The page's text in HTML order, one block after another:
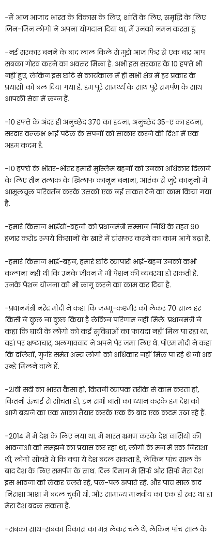
-मैं आज आजाद भारत के विकास के लिए, शांति के लिए, समृद्धि के लिए
जिन-जिन लोगों ने अपना योगदान दिया था, मैं उनको नमन करता हूं.
-नई सरकार बनने के बाद लाल किले से मुझे आज फिर से एक बार आप
सबका गौरव करने का अवसर मिला है. अभी इस सरकार के 10 हफ्ते भी
नहीं हुए, लेकिन इस छोटे से कार्यकाल में ही सभी क्षेत्र में हर प्रकार के
प्रयासों को बल दिया गया है. हम पूरे सामर्थ्य के साथ पूरे समर्पण के साथ
आपकी सेवा में लग्न हैं.
-10 हफ्ते के अंदर ही अनुच्छेद 370 का हटना, अनुच्छेद 35-ए का हटना,
सरदार वल्लभ भाई पटेल के सपनों को साकार करने की दिशा में एक
अहम कदम है.
-10 हफ्ते के भीतर-भीतर हमारी मुस्लिम बहनों को उनका अधिकार दिलाने
के लिए तीन तलाक के खिलाफ कानून बनाना, आतंक से जुड़े कानूनों में
आमूलचूल परिवर्तन करके उसको एक नई ताकत देने का काम किया गया
है.
-हमारे किसान भाईयों-बहनों को प्रधानमंत्री सम्मान निधि के तहत 90
हजार करोड़ रुपये किसानों के खाते में ट्रांसफर करने का काम आगे बढ़ा है.
-हमारे किसान भाई-बहन, हमारे छोटे व्यापारी भाई-बहन उनको कभी
कल्पना नहीं थी कि उनके जीवन में भी पेंशन की व्यवस्था हो सकती है.
उनके पेंशन योजना को भी लागू करने का काम कर दिया है.
-प्रधानमंत्री नरेंद्र मोदी ने कहा कि जम्मू-कश्मीर को लेकर 70 साल हर
किसी ने कुछ ना कुछ किया है लेकिन परिणाम नहीं मिले. प्रधानमंत्री ने
कहा कि घाटी के लोगों को कई सुविधाओं का फायदा नहीं मिल पा रहा था,
वहां पर भ्रष्टाचार, अलगाववाद ने अपने पैर जमा लिए थे. पीएम मोदी ने कहा
कि दलितों, गुर्जर समेत अन्य लोगों को अधिकार नहीं मिल पा रहे थे जो अब
उन्हें मिलने वाले हैं.
-21वीं सदी का भारत कैसा हो, कितनी व्यापक तरीके से काम करता हो,
कितनी ऊंचाई से सोचता हो, इन सभी बातों का ध्यान करके हम देश को
आगे बढ़ाने का एक खाका तैयार करके एक के बाद एक कदम उठा रहे हैं.
-2014 में मैं देश के लिए नया था. मैं भारत भ्रमण करके देश वासियों की
भावनाओं को समझने का प्रयास कर रहा था, लोगों के मन में एक निराशा
थी, लोगों सोचते थे कि क्या ये देश बदल सकता है, लेकिन पांच साल के
बाद देश के लिए समर्पण के साथ. दिल दिमाग में सिर्फ और सिर्फ मेरा देश
इस भावना को लेकर चलते रहे, पल-पल खपाते रहे. और पांच साल बाद
निराशा आशा में बदल चुकी थी. और सामान्य मानवीय का एक ही स्वर था हां
मेरा देश बदल सकता है.
-सबका साथ-सबका विकास का मंत्र लेकर चले थे, लेकिन पांच साल के